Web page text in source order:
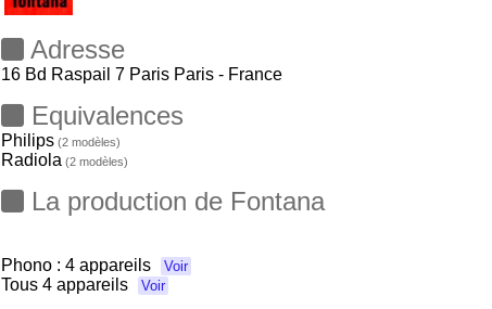
Adresse
16 Bd Raspail 7 Paris Paris - France
Equivalences
Philips (2 modèles)
Radiola (2 modèles)
La production de Fontana
Phono : 4 appareils Voir
Tous 4 appareils Voir